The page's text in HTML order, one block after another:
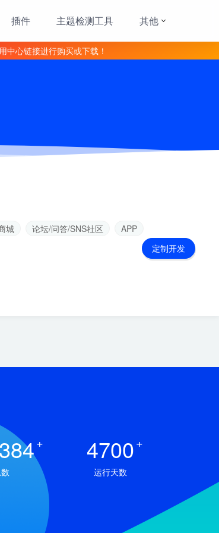
插件 主题检测工具 其他
心链接进行购买或下载！
城 论坛/问答/SNS社区
APP
+ 4700+
运行天数
定制开发